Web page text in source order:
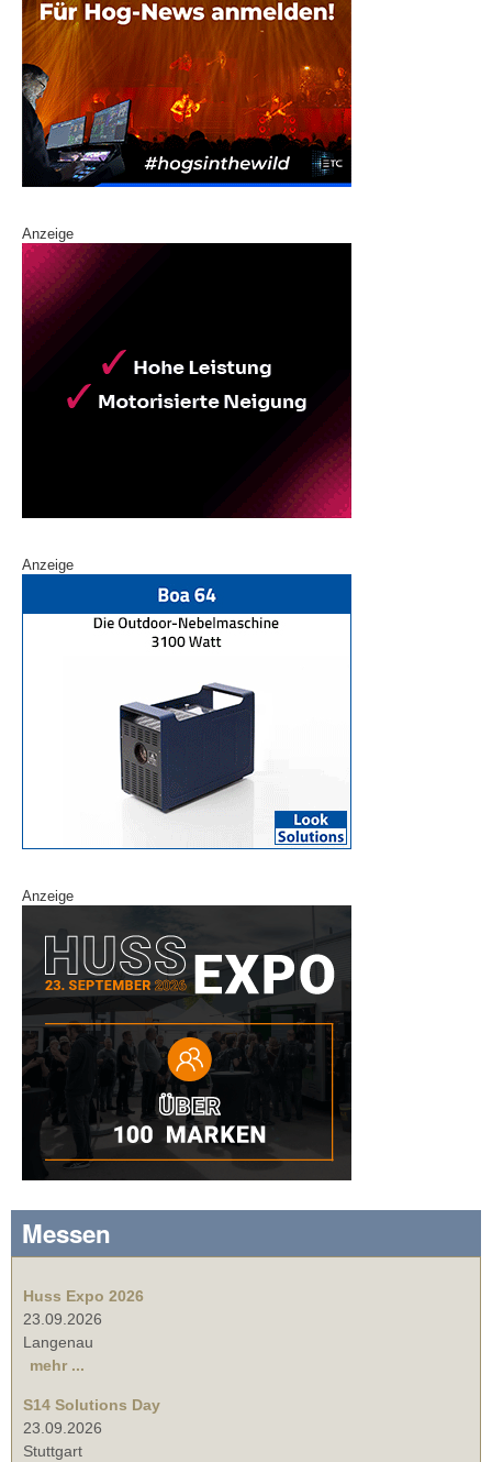
Anzeige
Anzeige
Anzeige
Messen
Huss Expo 2026
23.09.2026
Langenau
mehr ...
S14 Solutions Day
23.09.2026
Stuttgart